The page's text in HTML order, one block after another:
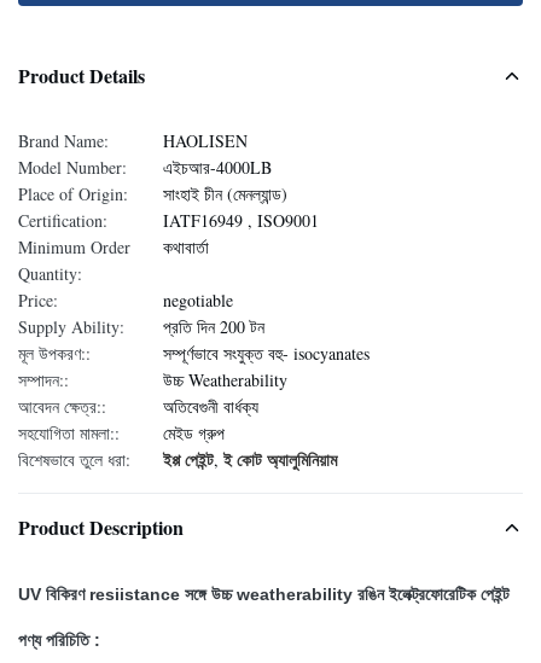
Product Details
Brand Name:
HAOLISEN
Model Number:
এইচআর-4000LB
Place of Origin:
সাংহাই চীন (মেনল্যান্ড)
Certification:
IATF16949 , ISO9001
Minimum Order
Quantity:
কথাবার্তা
Price:
negotiable
Supply Ability:
প্রতি দিন 200 টন
মূল উপকরণ::
সম্পূর্ণভাবে সংযুক্ত বহু- isocyanates
সম্পাদন::
উচ্চ Weatherability
আবেদন ক্ষেত্র::
অতিবেগুনী বার্ধক্য
সহযোগিতা মামলা::
মেইড গ্রুপ
বিশেষভাবে তুলে ধরা:
ইপ্প পেইন্ট,ই কোট অ্যালুমিনিয়াম
Product Description
UV বিকিরণ resiistance সঙ্গে উচ্চ weatherability রঙিন ইলেক্ট্রফোরেটিক পেইন্ট
পণ্য পরিচিতি :